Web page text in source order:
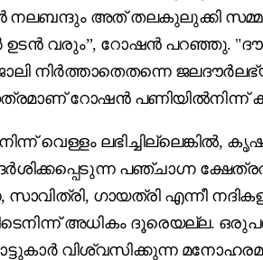
നലബന്ദും അത് തലകുലുക്കി
ഉടൻ വരും”, റോഷൻ പറഞ്ഞു.
നിർത്താതെതന്നെ
റോഷൻ പണിയിൽനിന്ന്
വെള്ളം
പഞ്ചാഗ്ന
ഗായത്രി എന്നീ
അധികം ദൂരെയല്ല.
വിശ്വസിക്കുന്ന